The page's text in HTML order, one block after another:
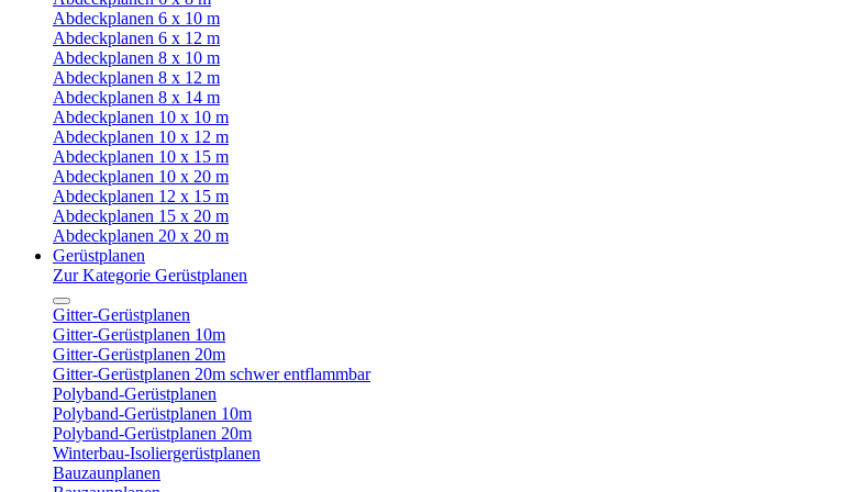
Abdeckplanen 6 x 10 m
Abdeckplanen 6 x 12 m
Abdeckplanen 8 x 10 m
Abdeckplanen 8 x 12 m
Abdeckplanen 8 x 14 m
Abdeckplanen 10 x 10 m
Abdeckplanen 10 x 12 m
Abdeckplanen 10 x 15 m
Abdeckplanen 10 x 20 m
Abdeckplanen 12 x 15 m
Abdeckplanen 15 x 20 m
Abdeckplanen 20 x 20 m
Gerüstplanen
Zur Kategorie Gerüstplanen
Gitter-Gerüstplanen
Gitter-Gerüstplanen 10m
Gitter-Gerüstplanen 20m
Gitter-Gerüstplanen 20m schwer entflammbar
Polyband-Gerüstplanen
Polyband-Gerüstplanen 10m
Polyband-Gerüstplanen 20m
Winterbau-Isoliergerüstplanen
Bauzaunplanen